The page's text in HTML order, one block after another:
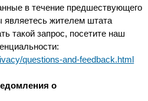
в течение предшествующего
являетесь жителем штата
такой запрос, посетите наш
questions-and-feedback.html
о